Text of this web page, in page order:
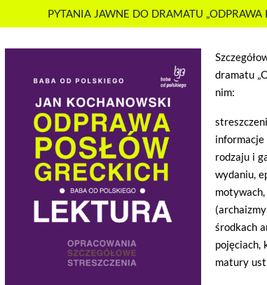
PYTANIA JAWNE DO DRAMATU „ODPRAWA
dramatu
nim:
rodzaju i
wydaniu,
środkach
pojęciach,
matury